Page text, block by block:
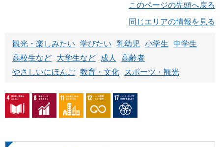
このページの先頭へ戻る
同じエリアの情報を見る
観光・楽しみたい 学びたい 乳幼児 小学生
中学生
高校生など
大学生など 成人
高齢者
やさしいにほんご 教育・文化 スポーツ・観光